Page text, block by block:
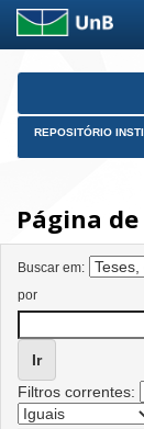
Skip
REPOSITÓRIO
Página
Buscar em:
por
Filtros correntes: